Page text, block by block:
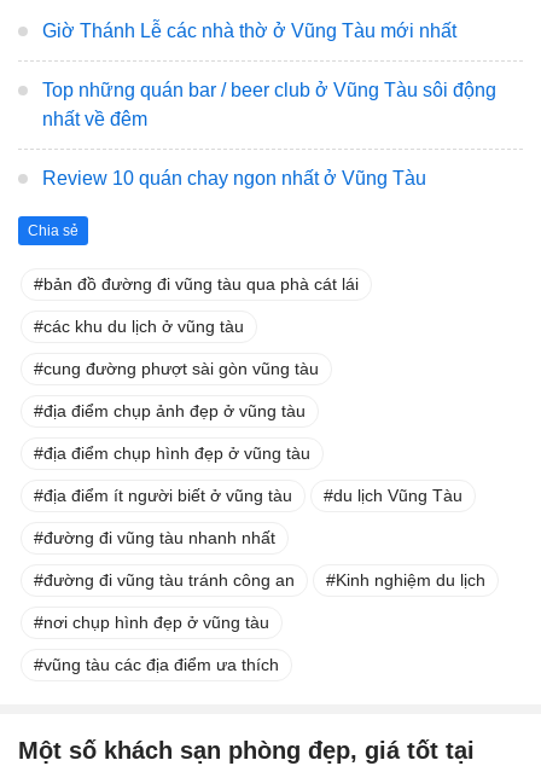
Giờ Thánh Lễ các nhà thờ ở Vũng Tàu mới nhất
Top những quán bar / beer club ở Vũng Tàu sôi động
nhất về đêm
Review 10 quán chay ngon nhất ở Vũng Tàu
Chia sẻ
bản đồ đường đi vũng tàu qua phà cát lái
các khu du lịch ở vũng tàu
cung đường phượt sài gòn vũng tàu
địa điểm chụp ảnh đẹp ở vũng tàu
địa điểm chụp hình đẹp ở vũng tàu
địa điểm ít người biết ở vũng tàu du lịch Vũng Tàu
đường đi vũng tàu nhanh nhất
đường đi vũng tàu tránh công an Kinh nghiệm du lịch
nơi chụp hình đẹp ở vũng tàu
vũng tàu các địa điểm ưa thích
Một số khách sạn phòng đẹp, giá tốt tại